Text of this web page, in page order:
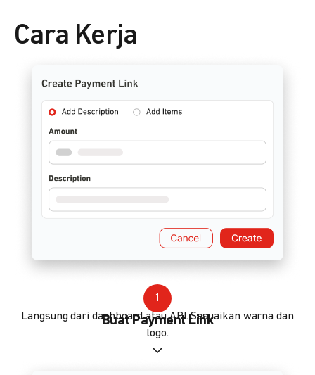
Cara Kerja
1
Buat Payment Link
Langsung dari dashboard atau API. Sesuaikan warna dan
logo.